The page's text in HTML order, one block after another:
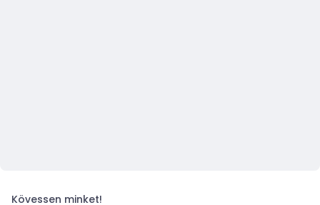
Kövessen minket!